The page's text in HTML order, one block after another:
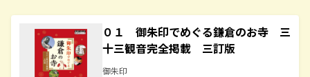
０１ 御朱印でめぐる鎌倉のお寺 三
十三観音完全掲載 三訂版
御朱印